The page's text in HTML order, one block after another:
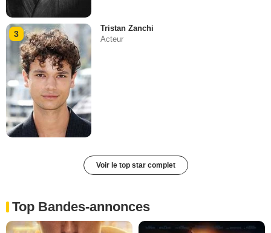
3
Tristan Zanchi
Acteur
Voir le top star complet
Top Bandes-annonces